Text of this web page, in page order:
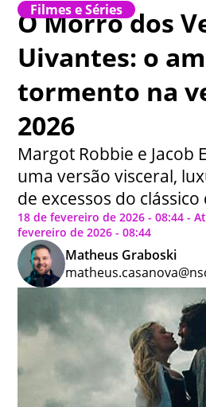
Filmes e Séries
O Morro dos
Uivantes: o
tormento na
2026
Margot Robbie e Jacob
uma versão visceral,
de excessos do
18 de fevereiro de 2026 - 08:44 -
fevereiro de 2026 - 08:44
Matheus Graboski